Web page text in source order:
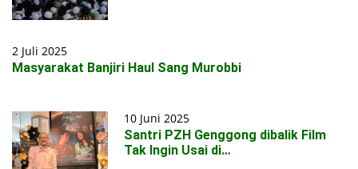
2 Juli 2025
Masyarakat Banjiri Haul Sang Murobbi
10 Juni 2025
Santri PZH Genggong dibalik Film
Tak Ingin Usai di…